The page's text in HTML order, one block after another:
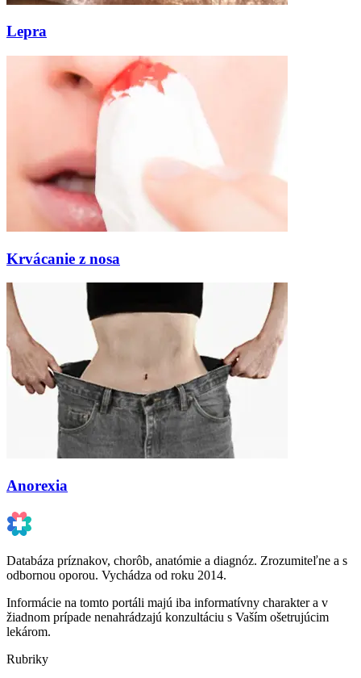
Lepra
Krvácanie z nosa
Anorexia
Databáza príznakov, chorôb, anatómie a diagnóz. Zrozumiteľne a s
odbornou oporou. Vychádza od roku 2014.
Informácie na tomto portáli majú iba informatívny charakter a v
žiadnom prípade nenahrádzajú konzultáciu s Vaším ošetrujúcim
lekárom.
Rubriky